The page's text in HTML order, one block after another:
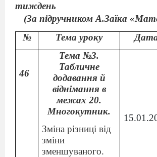
тиждень
(За підручником А.Заїка
№
Тема уроку
46
Тема №3.
Табличне
додавання й
віднімання в
межах 20.
Многокутник.
Зміна різниці від
зміни
зменшуваного.